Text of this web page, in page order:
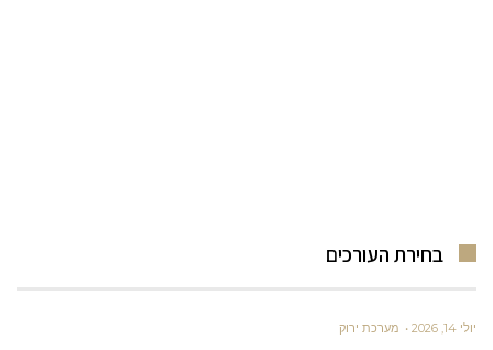
בחירת העורכים
יולי 14, 2026 מערכת ירוק